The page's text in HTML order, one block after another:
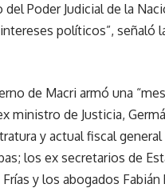
Poder Judicial de la
políticos”, señaló
de Macri armó una
ministro de Justicia,
y actual fiscal general
los ex secretarios de
y los abogados